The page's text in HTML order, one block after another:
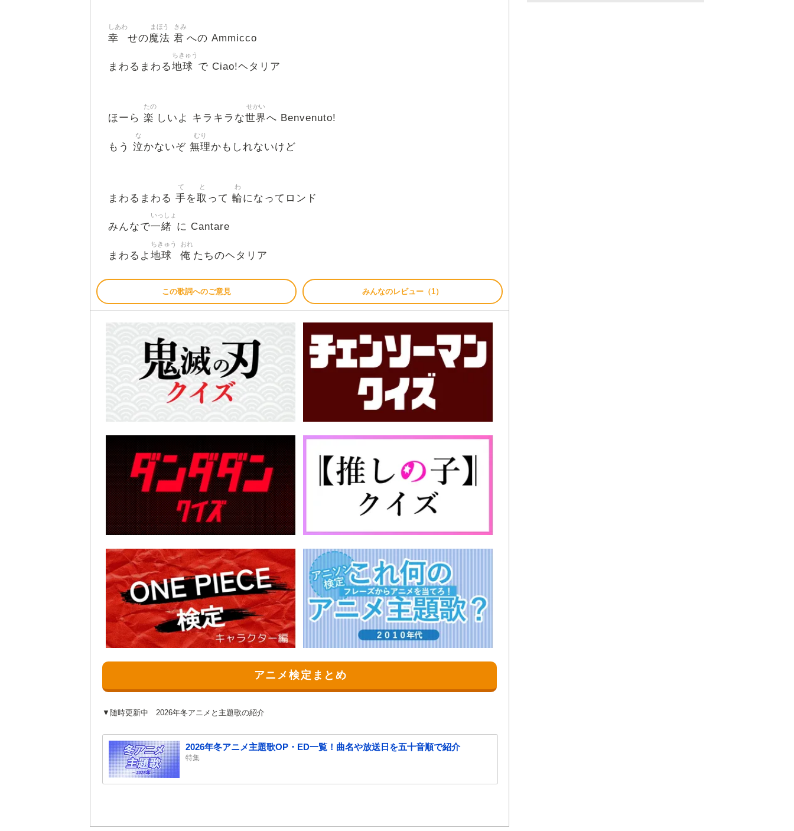
幸
しあわ
せの魔法
まほう
君
きみ
への Ammicco
まわるまわる地球
ちきゅう
で Ciao!ヘタリア
ほーら 楽
たの
しいよ キラキラな世界
せかい
へ Benvenuto!
もう 泣
な
かないぞ 無理
むり
かもしれないけど
まわるまわる 手
て
を取
と
って 輪
わ
になってロンド
みんなで一緒
いっしょ
に Cantare
まわるよ 地球
ちきゅう
俺
おれ
たちのヘタリア
この歌詞へのご意見 みんなのレビュー（1）
アニメ検定まとめ
▼随時更新中 2026年冬アニメと主題歌の紹介
2026年冬アニメ主題歌OP・ED一覧！曲名や放送日を五十音順で紹介
特集